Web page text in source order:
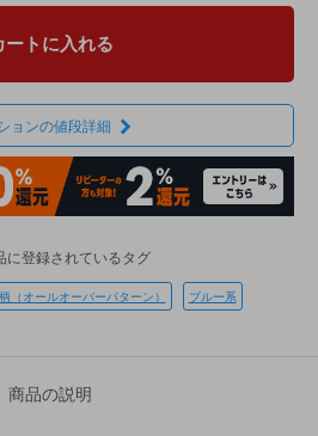
ートに入れる
ョンの値段詳細
に登録されているタグ
（オールオーバーパターン） ブルー系
商品の説明